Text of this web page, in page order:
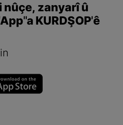
nûçe, zanyarî û
KURDŞOP'ê